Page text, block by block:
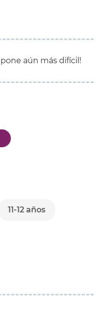
aún más difícil!
11-12 años